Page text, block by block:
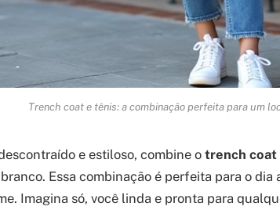
Trench coat e tênis: a combinação perfeita para um
e estiloso, combine o trench coat
Essa combinação é perfeita para o
Imagina só, você linda e pronta para